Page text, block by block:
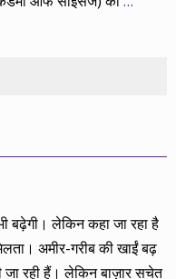
बढ़ेगी। लेकिन कहा जा रहा है
अमीर-गरीब की खाईं बढ़
जा रही हैं। लेकिन बाज़ार सचेत